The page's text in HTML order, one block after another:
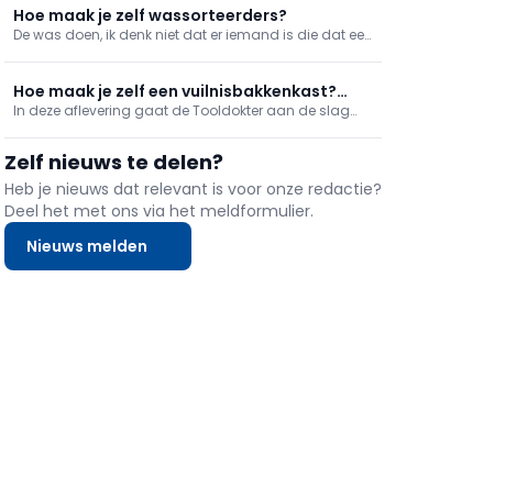
opvallende serveerplank.
Hoe maak je zelf wassorteerders?
De was doen, ik denk niet dat er iemand is die dat een
maken, dat is wel een leuke job. Beloofd!
Hoe maak je zelf een vuilnisbakkenkast?
(deel 2)
In deze aflevering gaat de Tooldokter aan de slag
deuren en het plaatsen van het plexiglas in de
raamkaders.
Zelf nieuws te delen?
Heb je nieuws dat relevant is voor onze redactie?
Deel het met ons via het meldformulier.
Nieuws melden